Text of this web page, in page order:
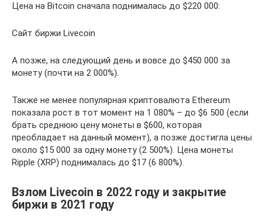
Цена на Bitcoin сначала поднималась до $220 000:
Сайт биржи Livecoin
А позже, на следующий день и вовсе до $450 000 за
монету (почти на 2 000%).
Также не менее популярная криптовалюта Ethereum
показала рост в тот момент на 1 080% ­– до $6 500 (если
брать среднюю цену монеты в $600, которая
преобладает на данный момент), а позже достигла цены
около $15 000 за одну монету (2 500%). Цена монеты
Ripple (XRP) поднималась до $17 (6 800%).
Взлом Livecoin в 2022 году и закрытие
биржи в 2021 году